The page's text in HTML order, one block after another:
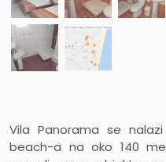
Vila Panorama se
beach-a na oko 140